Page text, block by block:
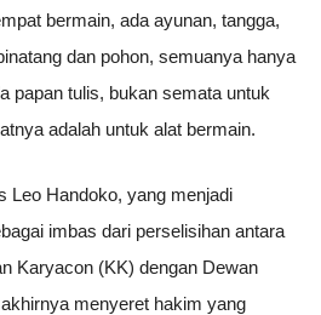
bermain, ada ayunan, tangga,
dan pohon, semuanya hanya
papan tulis, bukan semata untuk
adalah untuk alat bermain.
Leo Handoko, yang menjadi
imbas dari perselisihan antara
Karyacon (KK) dengan Dewan
menyeret hakim yang